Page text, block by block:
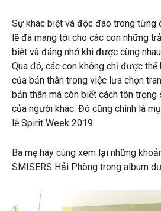
Sự khác biệt và độc đáo trong từng
lẽ đã mang tới cho các con những
biệt và đáng nhớ khi được cùng
Qua đó, các con không chỉ được
của bản thân trong việc lựa chọn
bản thân mà còn biết cách tôn trọng
của người khác. Đó cũng chính là
lễ Spirit Week 2019.
Ba mẹ hãy cùng xem lại những
SMISERS Hải Phòng trong album